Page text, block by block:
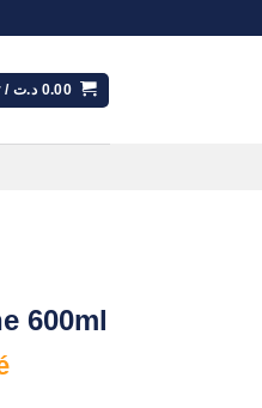
/ 0.00 د.ت
600ml